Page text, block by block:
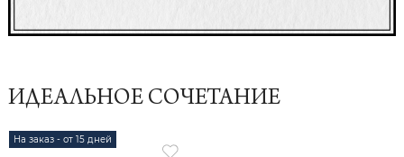
ИДЕАЛЬНОЕ СОЧЕТАНИЕ
На заказ - от 15 дней